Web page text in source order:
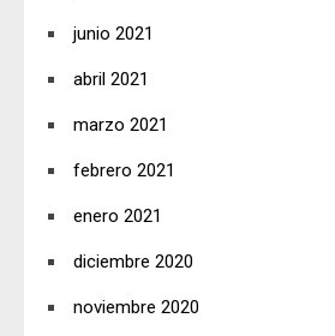
junio 2021
abril 2021
marzo 2021
febrero 2021
enero 2021
diciembre 2020
noviembre 2020